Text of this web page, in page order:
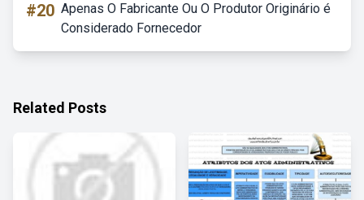
#20 Apenas O Fabricante Ou O Produtor Originário é
Considerado Fornecedor
Related Posts